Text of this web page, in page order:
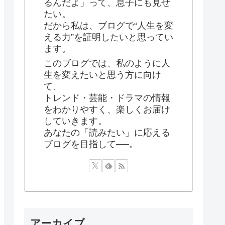
るんだよ」って、息子にも見せ
たい。
だから私は、ブログで“人生を変
える力”を証明したいと思ってい
ます。
このブログでは、私のように人
生を変えたいと思う方に向け
て、
トレンド・芸能・ドラマの情報
をわかりやすく、楽しくお届け
していきます。
あなたの「読みたい」に応える
ブログを目指して──。